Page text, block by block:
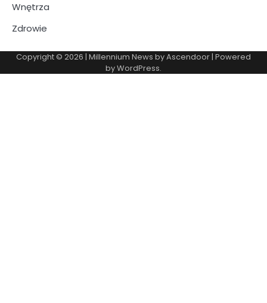
Wnętrza
Zdrowie
Copyright © 2026 | Millennium News byAscendoor| Powered
byWordPress.